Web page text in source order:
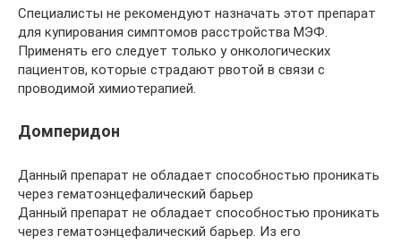
Специалисты не рекомендуют назначать этот препарат
для купирования симптомов расстройства МЭФ.
Применять его следует только у онкологических
пациентов, которые страдают рвотой в связи с
проводимой химиотерапией.
Домперидон
Данный препарат не обладает способностью проникать
через гематоэнцефалический барьер
Данный препарат не обладает способностью проникать
через гематоэнцефалический барьер. Из его